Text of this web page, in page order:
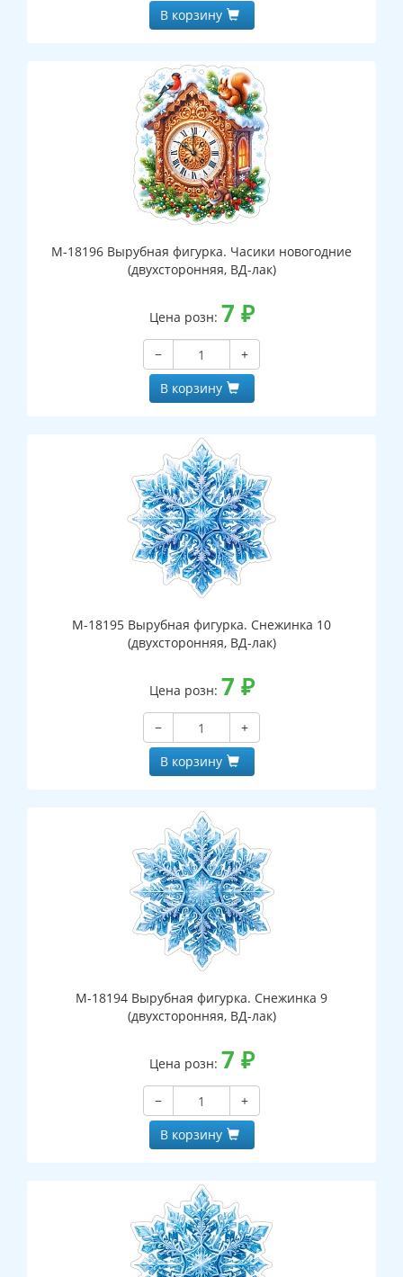
В корзину
М-18196 Вырубная фигурка. Часики новогодние
(двухсторонняя, ВД-лак)
Цена розн: 7 ₽
−
+
В корзину
М-18195 Вырубная фигурка. Снежинка 10
(двухсторонняя, ВД-лак)
Цена розн: 7 ₽
−
+
В корзину
М-18194 Вырубная фигурка. Снежинка 9
(двухсторонняя, ВД-лак)
Цена розн: 7 ₽
−
+
В корзину